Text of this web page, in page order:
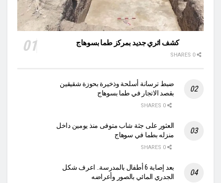
كشف اثري جديد بمركز طما بسوهاج
ضبط ترسانة أسلحة وذخيرة بحوزة شقيقين
بقصد الاتجار في طما بسوهاج
العثور على جثة شاب متوفى منذ يومين داخل
منزله بطما في سوهاج
بعد إصابة 6 أطفال بالمدرسة.. اعرف شكل
الجدري المائي بالصور وأعراضه